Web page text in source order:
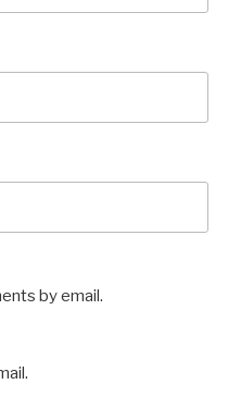
by email.